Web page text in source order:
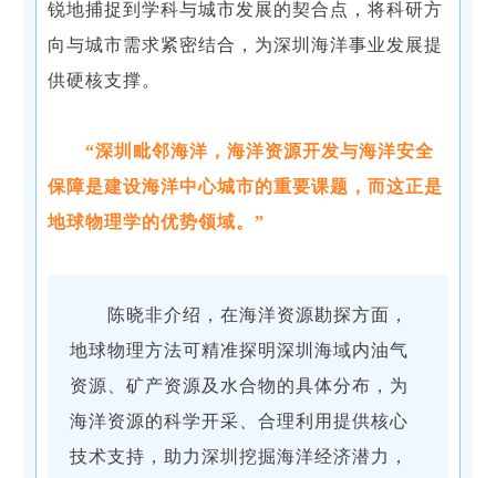
锐地捕捉到学科与城市发展的契合点，将科研方
向与城市需求紧密结合，为深圳海洋事业发展提
供硬核支撑。
“深圳毗邻海洋，海洋资源开发与海洋安全
保障是建设海洋中心城市的重要课题，而这正是
地球物理学的优势领域。”
陈晓非介绍，在海洋资源勘探方面，
地球物理方法可精准探明深圳海域内油气
资源、矿产资源及水合物的具体分布，为
海洋资源的科学开采、合理利用提供核心
技术支持，助力深圳挖掘海洋经济潜力，